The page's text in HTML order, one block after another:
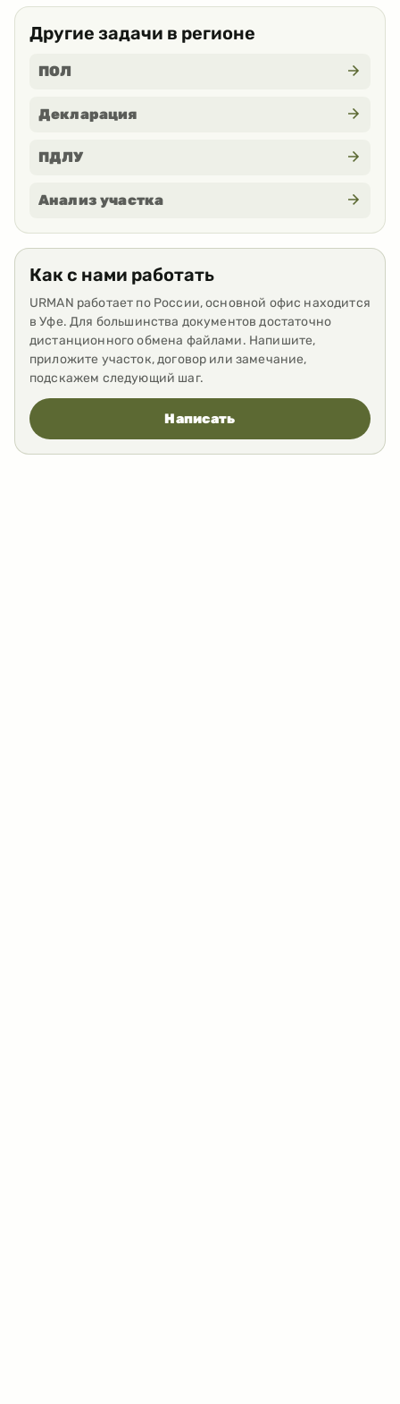
Другие задачи в регионе
ПОЛ
Декларация
ПДЛУ
Анализ участка
Как с нами работать
URMAN работает по России, основной офис находится
в Уфе. Для большинства документов достаточно
дистанционного обмена файлами. Напишите,
приложите участок, договор или замечание,
подскажем следующий шаг.
Написать